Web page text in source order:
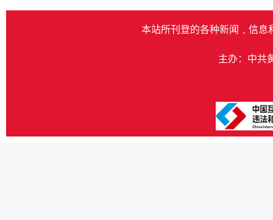
本站所刊登的各种新闻﹑信息
主办：中共